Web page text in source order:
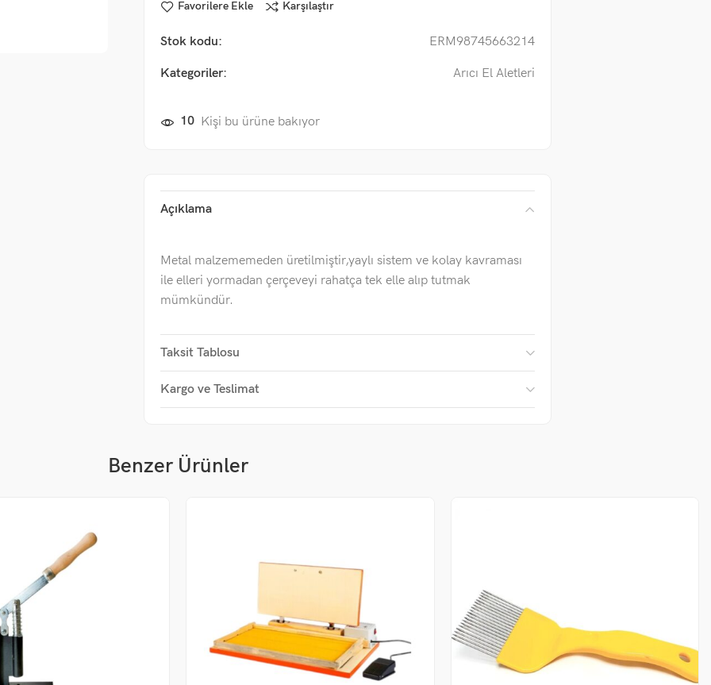
Favorilere Ekle Karşılaştır
Stok kodu: ERM98745663214
Kategoriler: Arıcı El Aletleri
10 Kişi bu ürüne bakıyor
Açıklama
Metal malzememeden üretilmiştir,yaylı sistem ve kolay kavraması
ile elleri yormadan çerçeveyi rahatça tek elle alıp tutmak
mümkündür.
Taksit Tablosu
Kargo ve Teslimat
Benzer Ürünler